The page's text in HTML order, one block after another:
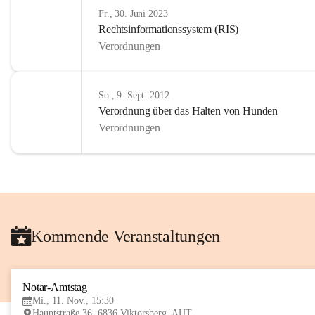
Fr., 30. Juni 2023
Rechtsinformationssystem (RIS)
Verordnungen
So., 9. Sept. 2012
Verordnung über das Halten von Hunden
Verordnungen
Kommende Veranstaltungen
Notar-Amtstag
Mi., 11. Nov., 15:30